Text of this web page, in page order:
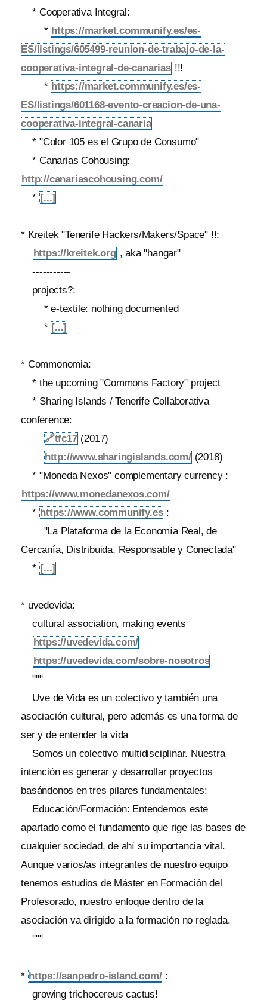
* Cooperativa Integral:
*https://market.communify.es/es-
ES/listings/605499-reunion-de-trabajo-de-la-
cooperativa-integral-de-canarias !!!
*https://market.communify.es/es-
ES/listings/601168-evento-creacion-de-una-
cooperativa-integral-canaria
* "Color 105 es el Grupo de Consumo"
* Canarias Cohousing:
http://canariascohousing.com/
*[...]
* Kreitek "Tenerife Hackers/Makers/Space" !!:
https://kreitek.org , aka "hangar"
-----------
projects?:
* e-textile: nothing documented
*[...]
* Commonomia:
* the upcoming "Commons Factory" project
* Sharing Islands / Tenerife Collaborativa
conference:
🔗tfc17 (2017)
http://www.sharingislands.com/ (2018)
* "Moneda Nexos" complementary currency :
https://www.monedanexos.com/
*https://www.communify.es :
"La Plataforma de la Economía Real, de
Cercanía, Distribuida, Responsable y Conectada"
*[...]
* uvedevida:
cultural association, making events
https://uvedevida.com/
https://uvedevida.com/sobre-nosotros
"""
Uve de Vida es un colectivo y también una
asociación cultural, pero además es una forma de
ser y de entender la vida
Somos un colectivo multidisciplinar. Nuestra
intención es generar y desarrollar proyectos
basándonos en tres pilares fundamentales:
Educación/Formación: Entendemos este
apartado como el fundamento que rige las bases de
cualquier sociedad, de ahí su importancia vital.
Aunque varios/as integrantes de nuestro equipo
tenemos estudios de Máster en Formación del
Profesorado, nuestro enfoque dentro de la
asociación va dirigido a la formación no reglada.
"""
* https://sanpedro-island.com/ :
growing trichocereus cactus!